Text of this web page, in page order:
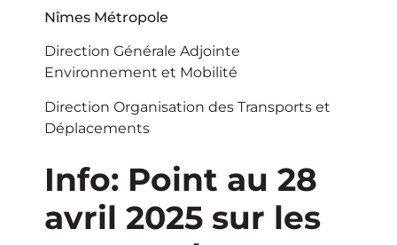
Nîmes Métropole
Direction Générale Adjointe
Environnement et Mobilité
Direction Organisation des Transports et
Déplacements
Info: Point au 28
avril 2025 sur les